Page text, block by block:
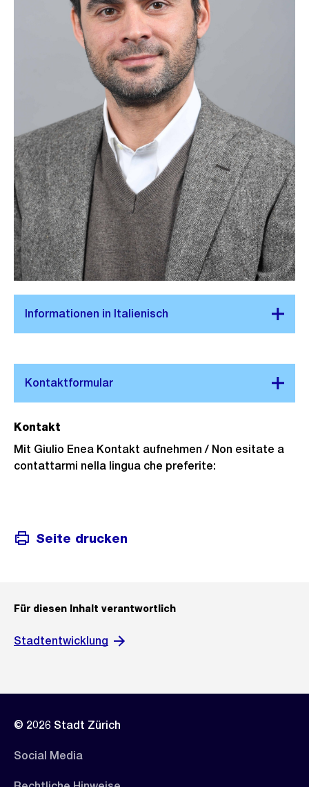
Kontakt
Mit Giulio Enea Kontakt aufnehmen / Non esitate a
contattarmi nella lingua che preferite:
Seite drucken
Für diesen Inhalt verantwortlich
Stadtentwicklung
© 2026 Stadt Zürich
Social Media